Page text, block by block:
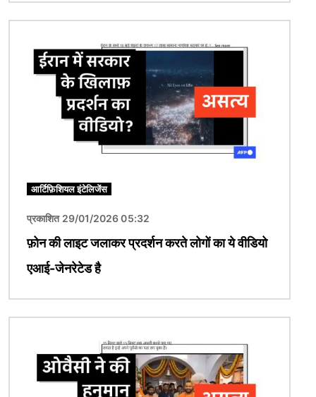
आर्टिफ़िशियल इंटेलिजेंस
प्रकाशित 29/01/2026 05:32
फ़ोन की लाइट जलाकर प्रदर्शन करते लोगों का ये वीडियो
एआई-जेनरेटेड है